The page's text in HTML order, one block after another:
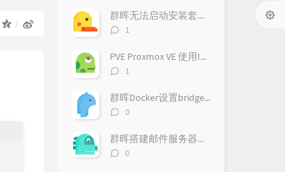
Tom Rosenthal
叶蒨文
黄灰红
数：
群晖无法启动安装套件，提示此套件需要您启动pgsql-adapter.service
评
数：
1
PVE Proxmox VE 使用IPv6
评
数：
1
群晖Docker设置bridge-host模式
评
数：
0
群晖搭建邮件服务器（Mailplus Server套件）
评
0